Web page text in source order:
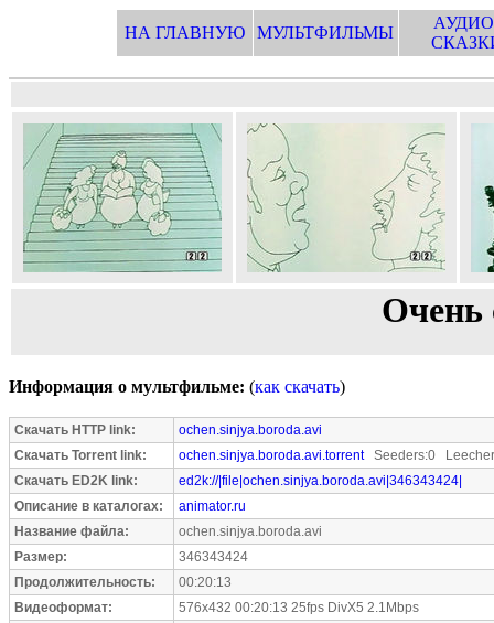
НА ГЛАВНУЮ МУЛЬТФИЛЬМЫ
Очень
Информация о мультфильме: (как скачать)
Скачать HTTP link:
ochen.sinjya.boroda.avi
Скачать Torrent link:
ochen.sinjya.boroda.avi.torrentSeeders:0
Скачать ED2K link:
ed2k://|file|ochen.sinjya.boroda.avi|346343424|
Описание в каталогах:
animator.ru
Название файла:
ochen.sinjya.boroda.avi
Размер:
346343424
Продолжительность:
00:20:13
Видеоформат:
576x432 00:20:13 25fps DivX5 2.1Mbps